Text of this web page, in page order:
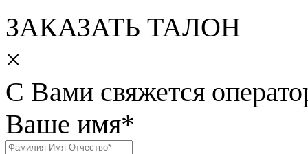
ЗАКАЗАТЬ ТАЛОН
×
С Вами свяжется
Ваше имя*